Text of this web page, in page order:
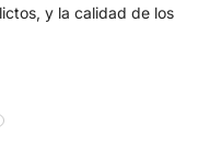
y la calidad de los